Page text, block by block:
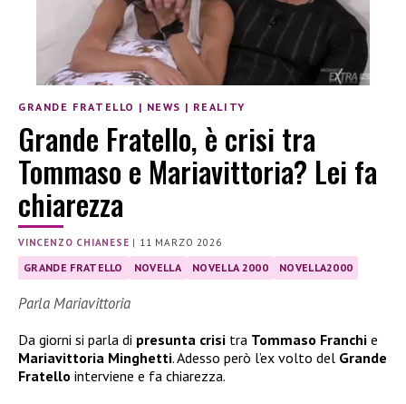
GRANDE FRATELLO | NEWS | REALITY
Grande Fratello, è crisi tra
Tommaso e Mariavittoria? Lei fa
chiarezza
VINCENZO CHIANESE | 11 MARZO 2026
GRANDE FRATELLO NOVELLA NOVELLA 2000 NOVELLA2000
Parla Mariavittoria
Da giorni si parla di presunta crisi tra Tommaso Franchi e
Mariavittoria Minghetti. Adesso però l’ex volto del Grande
Fratello interviene e fa chiarezza.